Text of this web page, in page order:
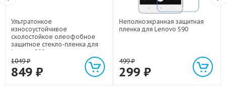
Ультратонкое
износоустойчивое
сколостойкое олеофобное
защитное стекло-пленка для
Lenovo S90
1049₽
849 ₽
Неполноэкранная защитная
пленка для Lenovo S90
499₽
299 ₽